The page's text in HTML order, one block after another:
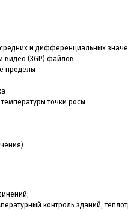
и дифференциальных
видео (3GP) файлов
пределы
точки росы
контроль зданий,